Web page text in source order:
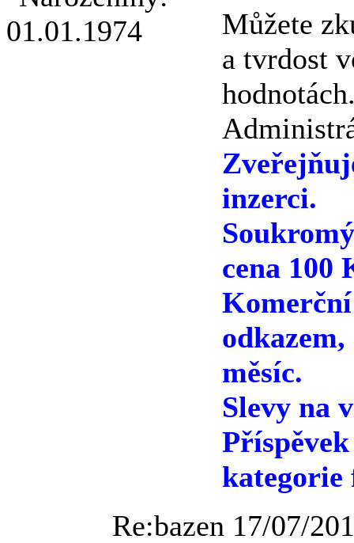
Můžete
a tvrdost
inzerci.
cena 100
měsíc.
Slevy na
kategorie
Re:bazen 17/07/